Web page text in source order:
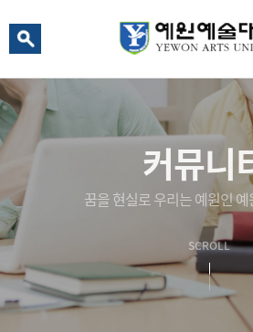
커뮤니
꿈을 현실로 우리는 예원인
SCROLL